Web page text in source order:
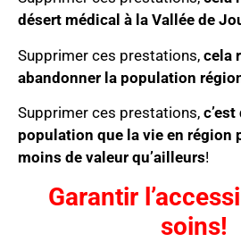
désert médical à la Vallée de
Supprimer ces prestations, cela
abandonner la population
Supprimer ces prestations,
population que la vie en région
moins de valeur qu’ailleurs!
Garantir
soins!